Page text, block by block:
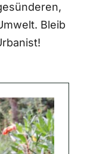
Bleib